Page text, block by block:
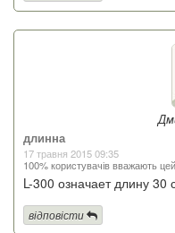
длинна
17 травня 2015 09:35
100% користувачів вважають
L-300 означает длину 30
відповісти